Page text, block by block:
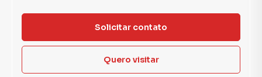
Solicitar contato
Quero visitar